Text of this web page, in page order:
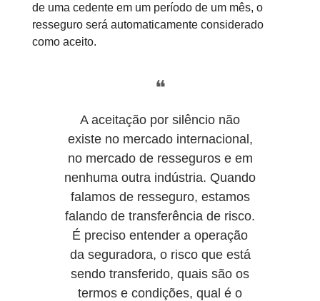
de uma cedente em um período de um mês, o
resseguro será automaticamente considerado
como aceito.
❝
A aceitação por silêncio não
existe no mercado internacional,
no mercado de resseguros e em
nenhuma outra indústria. Quando
falamos de resseguro, estamos
falando de transferência de risco.
É preciso entender a operação
da seguradora, o risco que está
sendo transferido, quais são os
termos e condições, qual é o